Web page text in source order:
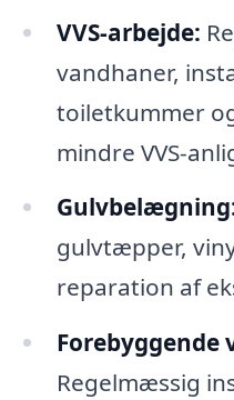
VVS-arbejde:
vandhaner,
toiletkummer
mindre VVS-
gulvtæpper,
reparation af
Forebyggende
Regelmæssig